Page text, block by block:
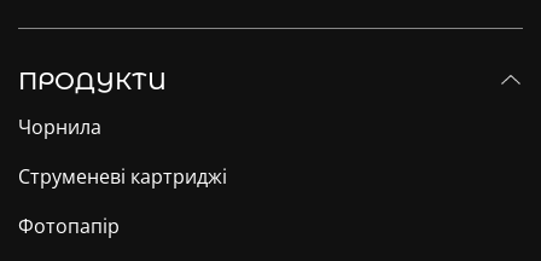
ПРОДУКТИ
Чорнила
Струменеві картриджі
Фотопапір